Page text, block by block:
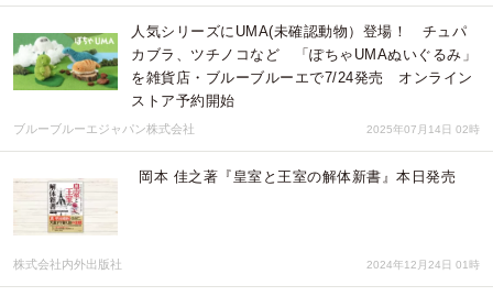
人気シリーズにUMA(未確認動物）登場！ チュパ
カブラ、ツチノコなど 「ぽちゃUMAぬいぐるみ」
を雑貨店・ブルーブルーエで7/24発売 オンライン
ストア予約開始
ブルーブルーエジャパン株式会社 2025年07月14日 02時
岡本 佳之著『皇室と王室の解体新書』本日発売
株式会社内外出版社 2024年12月24日 01時